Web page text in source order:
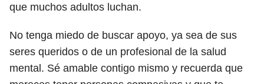
que muchos adultos luchan.
No tenga miedo de buscar apoyo, ya sea de sus
seres queridos o de un profesional de la salud
mental. Sé amable contigo mismo y recuerda que